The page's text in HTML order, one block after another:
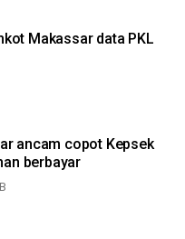
Makassar data PKL
ancam copot Kepsek
berbayar